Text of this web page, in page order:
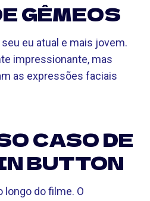
GÊMEOS
eu atual e mais jovem.
impressionante, mas
as expressões faciais
CASO DE
BUTTON
longo do filme. O